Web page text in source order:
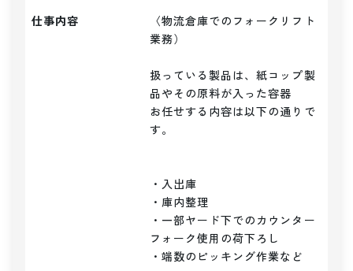
仕事内容
〈物流倉庫でのフォークリフト
業務）
扱っている製品は、紙コップ製
品やその原料が入った容器
お任せする内容は以下の通りで
す。
・入出庫
・庫内整理
・一部ヤード下でのカウンター
フォーク使用の荷下ろし
・端数のピッキング作業など